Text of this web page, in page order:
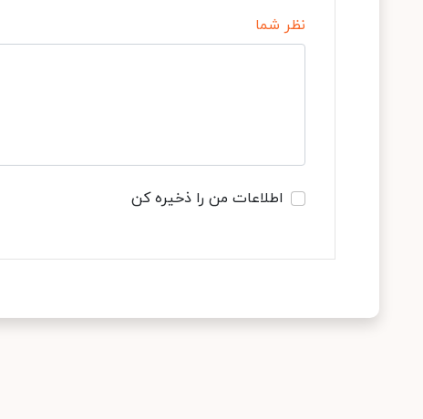
نظر شما
اطلاعات من را ذخیره کن